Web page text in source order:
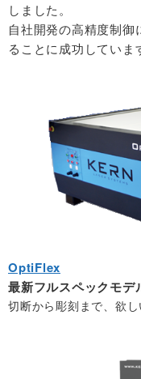
エピログが選ばれる
エピログのオプショ
よくある質問
エピログレーザー
▼ KERN社
▼ LASER LIFE社
LASER LIFE製品
▼ HGTECH社
HGTECHレーザー
HG-FARLEY(切断
▼ EZ-MARKER製
導入事例
レーザー加工ビジネス
カスタマイズ（特注
金属（ファイバー）
皮革
ユーザーサポート一
トラブルシューティ
アフターサポート
製品マニュアル
会社概要
本社・事業所案内
企業理念
しました。
自社開発の高精度制
ることに成功していま
OptiFlex
最新フルスペックモデ
切断から彫刻まで、欲し